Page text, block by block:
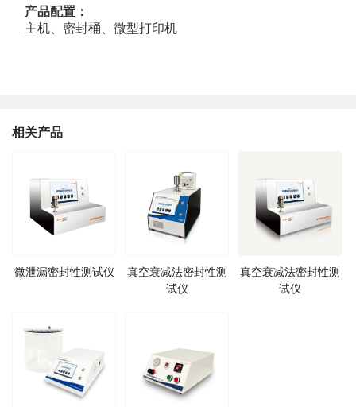
产品配置：
主机、密封桶、微型打印机
相关产品
微泄漏密封性测试仪
真空衰减法密封性测
试仪
真空衰减法密封性测
试仪